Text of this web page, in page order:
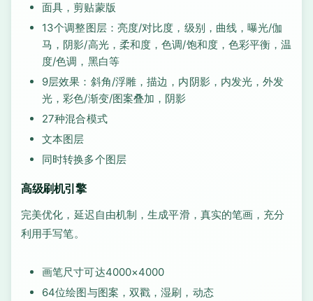
面具，剪贴蒙版
13个调整图层：亮度/对比度，级别，曲线，曝光/伽
马，阴影/高光，柔和度，色调/饱和度，色彩平衡，温
度/色调，黑白等
9层效果：斜角/浮雕，描边，内阴影，内发光，外发
光，彩色/渐变/图案叠加，阴影
27种混合模式
文本图层
同时转换多个图层
高级刷机引擎
完美优化，延迟自由机制，生成平滑，真实的笔画，充分
利用手写笔。
画笔尺寸可达4000×4000
64位绘图与图案，双戳，湿刷，动态